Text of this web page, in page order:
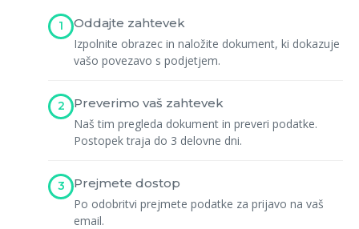
1
Oddajte zahtevek
Izpolnite obrazec in naložite dokument, ki dokazuje
vašo povezavo s podjetjem.
2
Preverimo vaš zahtevek
Naš tim pregleda dokument in preveri podatke.
Postopek traja do 3 delovne dni.
3
Prejmete dostop
Po odobritvi prejmete podatke za prijavo na vaš
email.